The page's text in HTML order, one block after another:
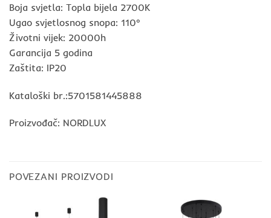
Boja svjetla: Topla bijela 2700K
Ugao svjetlosnog snopa: 110°
Životni vijek: 20000h
Garancija 5 godina
Zaštita: IP20
Kataloški br.:5701581445888
Proizvođač: NORDLUX
POVEZANI PROIZVODI